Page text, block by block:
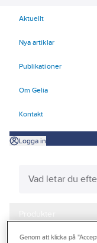
Aktuellt
Nya artiklar
Publikationer
Om Gelia
Kontakt
Logga in
Produkter
Kampanjer
Genom att klicka på